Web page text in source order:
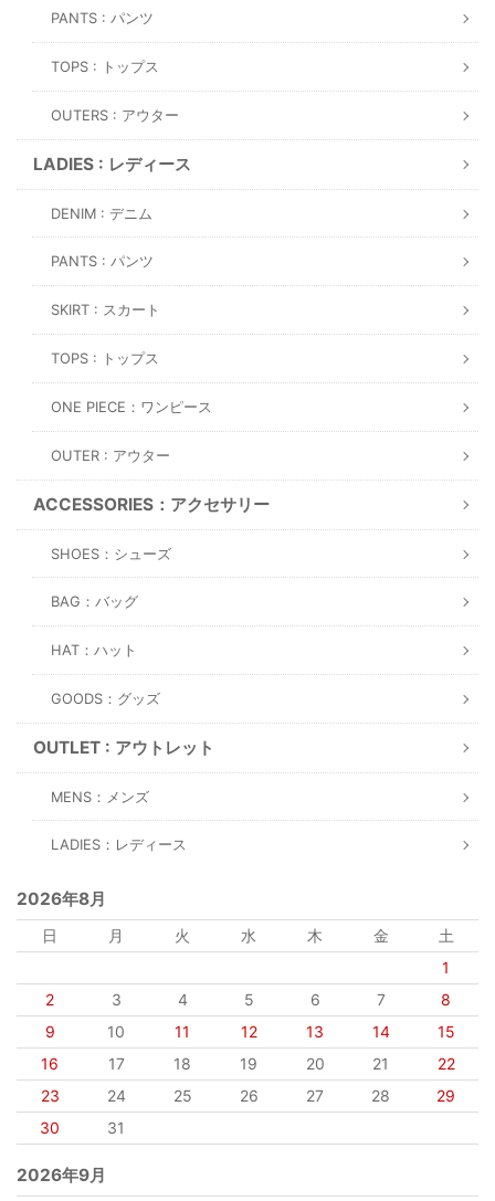
PANTS : パンツ
TOPS : トップス
OUTERS : アウター
LADIES : レディース
DENIM : デニム
PANTS : パンツ
SKIRT : スカート
TOPS : トップス
ONE PIECE：ワンピース
OUTER : アウター
ACCESSORIES：アクセサリー
SHOES：シューズ
BAG：バッグ
HAT：ハット
GOODS：グッズ
OUTLET : アウトレット
MENS：メンズ
LADIES：レディース
2026年8月
日 月 火 水 木 金
土
1
2
3 4 5 6 7
8
9
10 11 12 13 14
15
16
17 18 19 20 21
22
23
24 25 26 27 28
29
30
31
2026年9月